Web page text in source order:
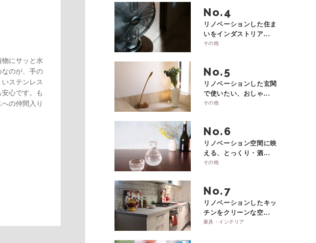
にサッと水
のが、手の
ステンレス
心です。も
の仲間入り
No.
リノベーションした住ま
いをインダストリア...
その他
No.
リノベーションした玄関
で使いたい、おしゃ...
その他
No.
リノベーション空間に映
える、とっくり・酒...
その他
No.
リノベーションしたキッ
チンをクリーンな空...
家具・インテリア